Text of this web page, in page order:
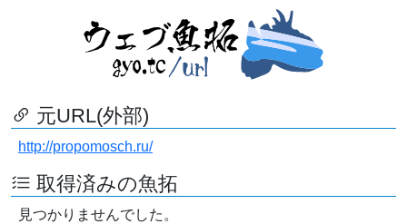
元URL(外部)
http://propomosch.ru/
取得済みの魚拓
見つかりませんでした。